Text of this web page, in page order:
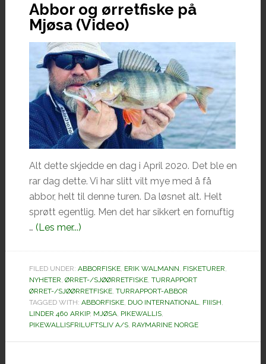
Abbor og ørretfiske på
Mjøsa (Video)
Alt dette skjedde en dag i April 2020. Det ble en
rar dag dette. Vi har slitt vilt mye med å få
abbor, helt til denne turen. Da løsnet alt. Helt
sprøtt egentlig. Men det har sikkert en fornuftig
… (Les mer...)omAbbor
på
Mjøsa
(Video)
FILED UNDER: ABBORFISKE, ERIK WALMANN, FISKETURER,
NYHETER, ØRRET-/SJØØRRETFISKE, TURRAPPORT
ØRRET-/SJØØRRETFISKE, TURRAPPORT-ABBOR
TAGGED WITH: ABBORFISKE, DUO INTERNATIONAL, FIIISH,
LINDER 460 ARKIP, MJØSA, PIKEWALLIS,
PIKEWALLISFRILUFTSLIV A/S, RAYMARINE NORGE